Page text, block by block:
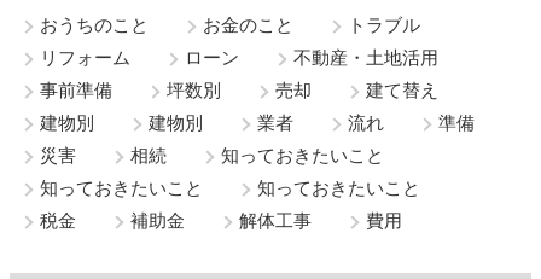
おうちのこと お金のこと
トラブル
リフォーム
ローン
不動産・土地活用
事前準備
坪数別 売却
建て替え
建物別
建物別 業者 流れ
準備
災害
相続
知っておきたいこと
知っておきたいこと
知っておきたいこと
税金
補助金 解体工事 費用